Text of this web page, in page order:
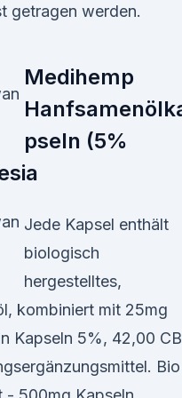
getragen werden.
Medihemp
pseln (5%
Jede Kapsel enthält
biologisch
hergestelltes,
kombiniert mit 25mg
Kapseln 5%, 42,00
Bio